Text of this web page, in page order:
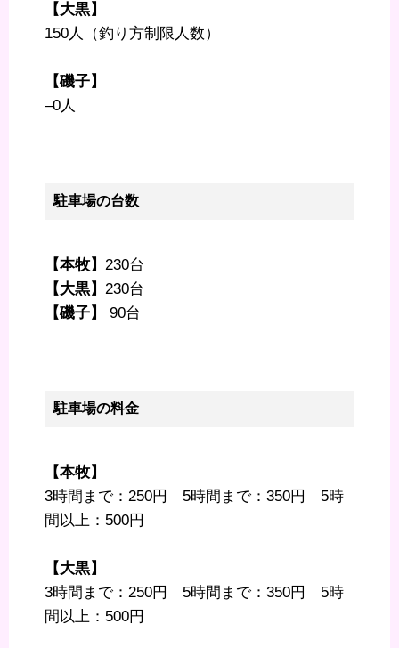
【大黒】
150人（釣り方制限人数）
【磯子】
–0人
駐車場の台数
【本牧】 230台
【大黒】 230台
【磯子】
90台
駐車場の料金
【本牧】
3時間まで：250円 5時間まで：350円 5時
間以上：500円
【大黒】
3時間まで：250円 5時間まで：350円 5時
間以上：500円